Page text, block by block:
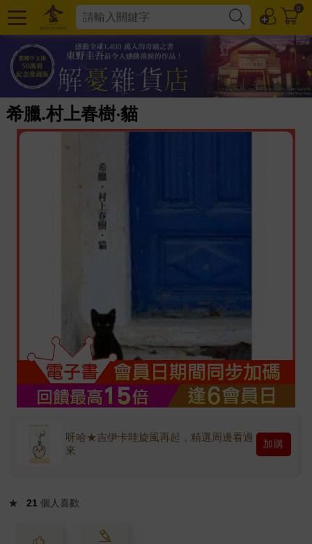
0
希臘.村上春樹‧貓
呀哈★吉伊卡哇旋風再起，精選周邊看過
來
加購
★ 21 個人喜歡